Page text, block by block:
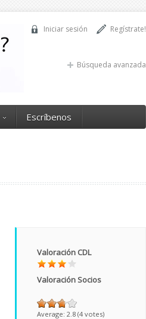
Regístrate!
Iniciar sesión
Búsqueda avanzada
Escríbenos
Valoración CDL
Valoración Socios
Average: 2.8 (4 votes)